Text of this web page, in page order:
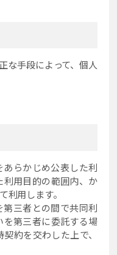
な手段によって、個人
らかじめ公表した利
用目的の範囲内、か
利用します。
三者との間で共同利
第三者に委託する場
約を交わした上で、